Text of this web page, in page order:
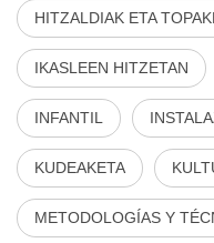
HITZALDIAK ETA
IKASLEEN HITZETAN
INFANTIL
KUDEAKETA
METODOLOGÍAS Y